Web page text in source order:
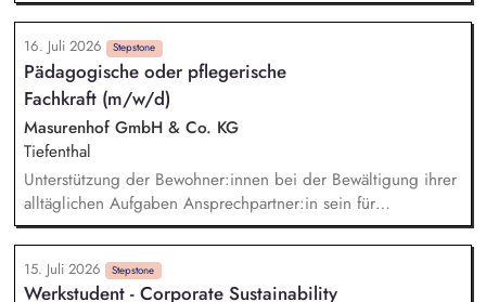
Veranstaltungen verantwortlich. Die Annahme von
haustechnischen Störungen via Telefon, E-Mail und MS-Teams
im Konzern zählt zu deinen Aufgaben. Bei der Pflege der
technischen Daten ins CAFM-System verlassen wir uns auf
dich. Auch bei der Installation, Reparatur und Wartung an
elektro- und haustechnischen Anlagen in den
Konzernliegenschaften kannst du das Team unterstützen. Die
Übernahme der Rufbereitschaft für Konzernliegenschaften
rundet dein Aufgabengebiet ab.
16. Juli 2026 Stepstone
Pädagogische oder pflegerische
Fachkraft (m/w/d)
Masurenhof GmbH & Co. KG
Tiefenthal
Unterstützung der Bewohner:innen bei der Bewältigung ihrer
alltäglichen Aufgaben Ansprechpartner:in sein für
Bewohner:innen im Rahmen des Bezugsbetreuersystems
Begleitung von Angeboten im Rahmen der Freizeitgestaltung
(z. B. Ausflüge) Begleitung der Bewohner:innen zu
15. Juli 2026 Stepstone
Werkstudent - Corporate Sustainability